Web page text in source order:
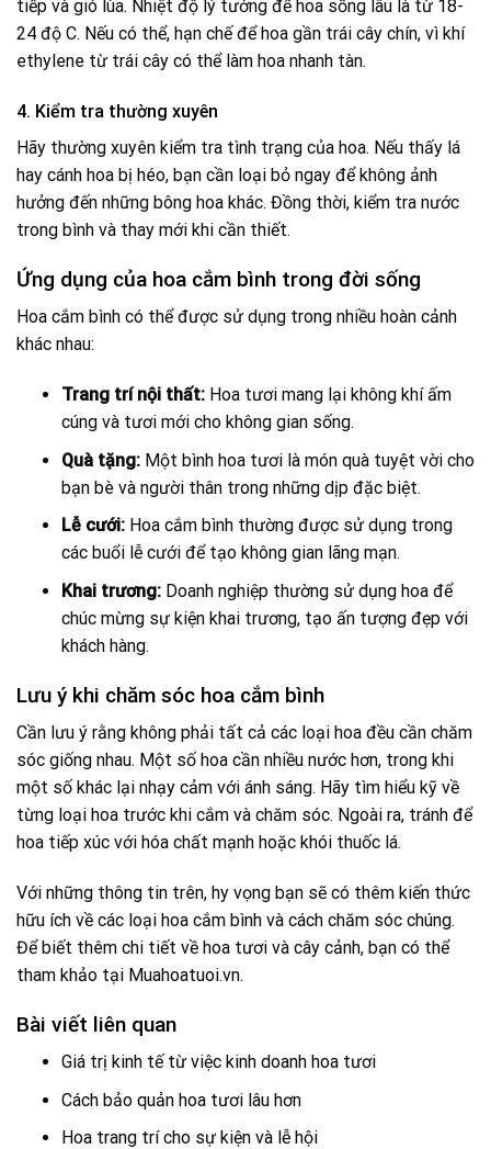
tiếp và gió lùa. Nhiệt độ lý tưởng để hoa sống lâu là từ 18-
24 độ C. Nếu có thể, hạn chế để hoa gần trái cây chín, vì khí
ethylene từ trái cây có thể làm hoa nhanh tàn.
4. Kiểm tra thường xuyên
Hãy thường xuyên kiểm tra tình trạng của hoa. Nếu thấy lá
hay cánh hoa bị héo, bạn cần loại bỏ ngay để không ảnh
hưởng đến những bông hoa khác. Đồng thời, kiểm tra nước
trong bình và thay mới khi cần thiết.
Ứng dụng của hoa cắm bình trong đời sống
Hoa cắm bình có thể được sử dụng trong nhiều hoàn cảnh
khác nhau:
Trang trí nội thất:Hoa tươi mang lại không khí ấm
cúng và tươi mới cho không gian sống.
Quà tặng:Một bình hoa tươi là món quà tuyệt vời cho
bạn bè và người thân trong những dịp đặc biệt.
Lễ cưới:Hoa cắm bình thường được sử dụng trong
các buổi lễ cưới để tạo không gian lãng mạn.
Khai trương:Doanh nghiệp thường sử dụng hoa để
chúc mừng sự kiện khai trương, tạo ấn tượng đẹp với
khách hàng.
Lưu ý khi chăm sóc hoa cắm bình
Cần lưu ý rằng không phải tất cả các loại hoa đều cần chăm
sóc giống nhau. Một số hoa cần nhiều nước hơn, trong khi
một số khác lại nhạy cảm với ánh sáng. Hãy tìm hiểu kỹ về
từng loại hoa trước khi cắm và chăm sóc. Ngoài ra, tránh để
hoa tiếp xúc với hóa chất mạnh hoặc khói thuốc lá.
Với những thông tin trên, hy vọng bạn sẽ có thêm kiến thức
hữu ích về các loại hoa cắm bình và cách chăm sóc chúng.
Để biết thêm chi tiết về hoa tươi và cây cảnh, bạn có thể
tham khảo tại Muahoatuoi.vn.
Bài viết liên quan
Giá trị kinh tế từ việc kinh doanh hoa tươi
Cách bảo quản hoa tươi lâu hơn
Hoa trang trí cho sự kiện và lễ hội